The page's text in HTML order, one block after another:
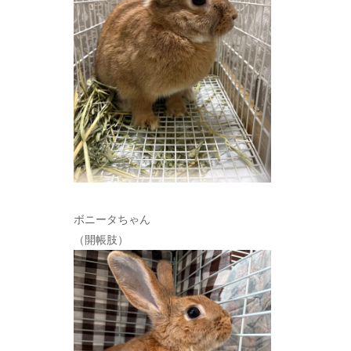
ボニータちゃん
（開帳肢）